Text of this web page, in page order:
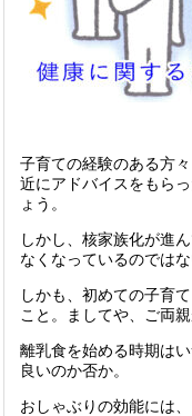
子育ての経験のある方
近にアドバイスをもら
ょう。
しかし、核家族化が進
なくなっているのではな
しかも、初めての子育
こと。ましてや、ご両
離乳食を始める時期は
良いのか否か。
おしゃぶりの効能には